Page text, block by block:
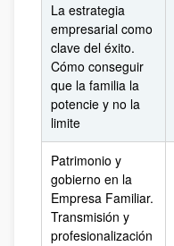
La estrategia
empresarial como
clave del éxito.
Cómo conseguir
que la familia la
potencie y no la
limite
Patrimonio y
gobierno en la
Empresa Familiar.
Transmisión y
profesionalización